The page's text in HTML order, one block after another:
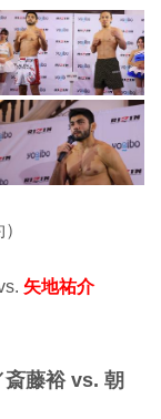
矢地祐介
藤裕 vs. 朝